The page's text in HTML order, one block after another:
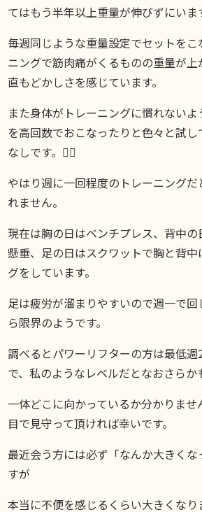
てはもう半年以上重量が伸びずにいま
毎週同じような重量設定でセットを
ニングで筋肉痛がくるものの重量が
直もどかしさを感じています。
また身体がトレーニングに慣れない
を高回数でおこなったりと色々と試
なしです。🙅‍♂️
やはり週に一回程度のトレーニング
れません。
現在は胸の日はベンチプレス、背中
懸垂、足の日はスクワットで胸と背
グをしています。
足は疲労が溜まりやすいので週一で
ら限界のようです。
調べるとパワーリフターの方は最低
で、私のようなレベルだとなおさら
一体どこに向かっているか分かりま
目で見守って頂ければ幸いです。
最近会う方には必ず「なんか大きく
すが
本当に不便を感じるくらい大きくなり